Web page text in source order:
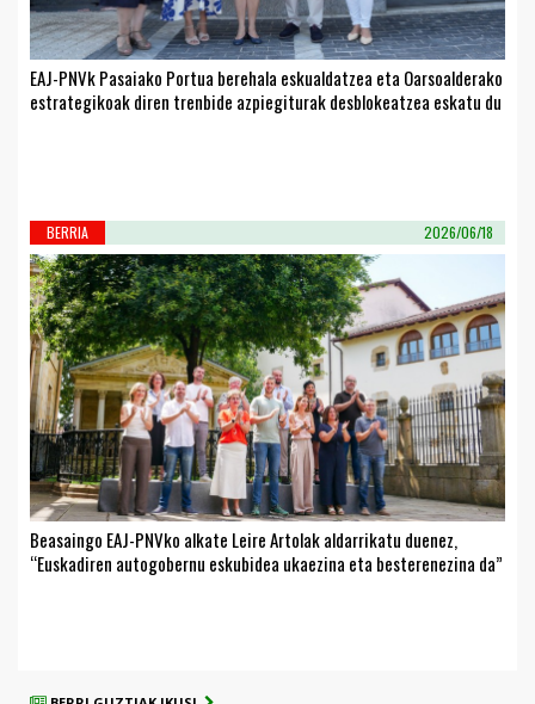
EAJ-PNVk Pasaiako Portua berehala eskualdatzea eta Oarsoalderako
estrategikoak diren trenbide azpiegiturak desblokeatzea eskatu du
BERRIA 2026/06/18
Beasaingo EAJ-PNVko alkate Leire Artolak aldarrikatu duenez,
“Euskadiren autogobernu eskubidea ukaezina eta besterenezina da”